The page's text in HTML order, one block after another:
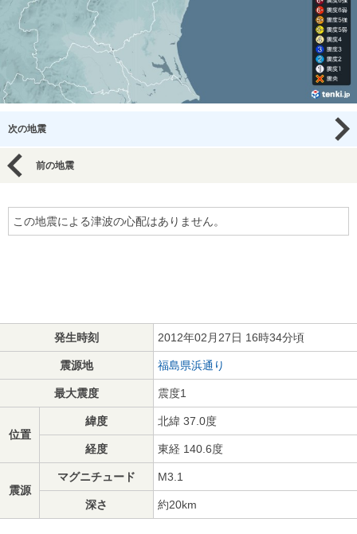
次の地震
前の地震
この地震による津波の心配はありません。
発生時刻 2012年02月27日 16時34分頃
震源地 福島県浜通り
最大震度 震度1
位置
緯度 北緯 37.0度
経度 東経 140.6度
震源
マグニチュード M3.1
深さ 約20km